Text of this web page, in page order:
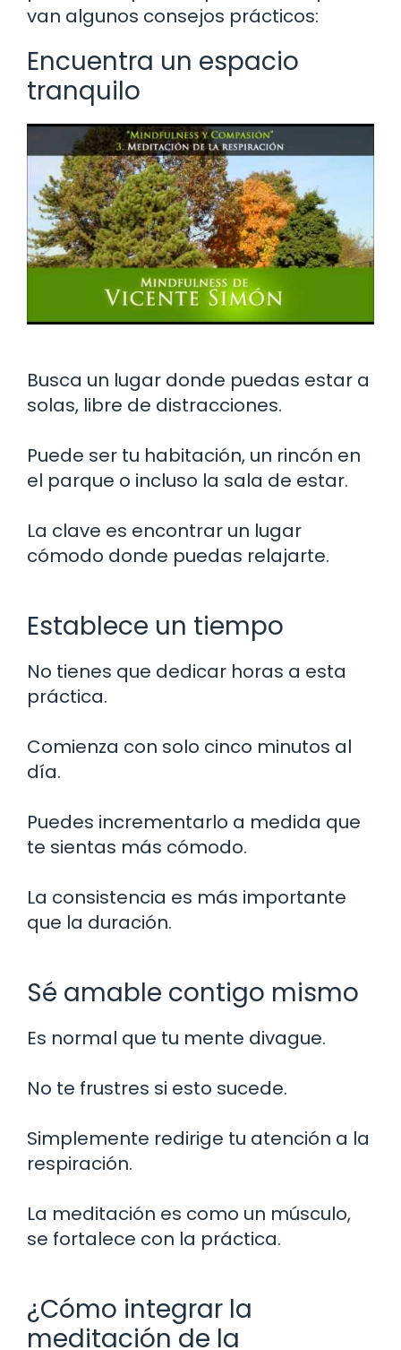
van algunos consejos prácticos:
Encuentra un espacio
tranquilo
Busca un lugar donde puedas estar a
solas, libre de distracciones.
Puede ser tu habitación, un rincón en
el parque o incluso la sala de estar.
La clave es encontrar un lugar
cómodo donde puedas relajarte.
Establece un tiempo
No tienes que dedicar horas a esta
práctica.
Comienza con solo cinco minutos al
día.
Puedes incrementarlo a medida que
te sientas más cómodo.
La consistencia es más importante
que la duración.
Sé amable contigo mismo
Es normal que tu mente divague.
No te frustres si esto sucede.
Simplemente redirige tu atención a la
respiración.
La meditación es como un músculo,
se fortalece con la práctica.
¿Cómo integrar la
meditación de la